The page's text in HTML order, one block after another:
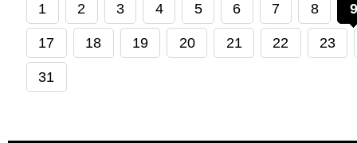
1 2 3 4 5 6 7 8 9
17 18 19 20 21 22 23
31